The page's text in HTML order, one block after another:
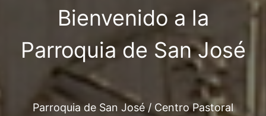
Bienvenido a la
Parroquia de San José
Parroquia de San José / Centro Pastoral